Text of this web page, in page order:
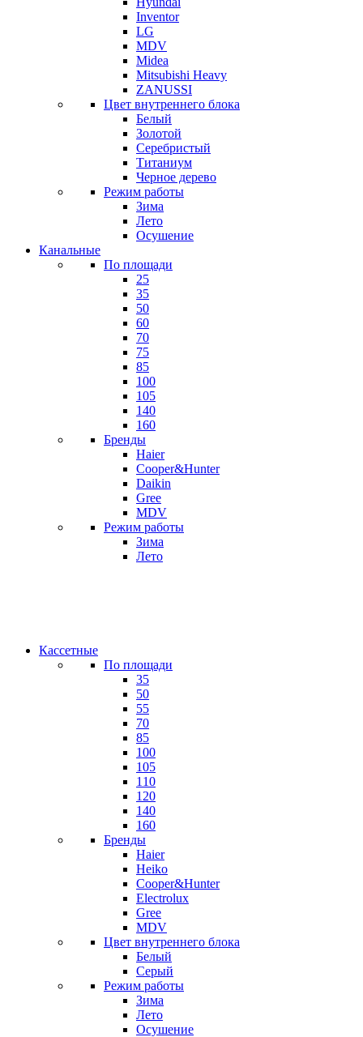
Inventor
LG
MDV
Midea
Mitsubishi Heavy
ZANUSSI
Цвет внутреннего блока
Белый
Золотой
Серебристый
Титаниум
Черное дерево
Режим работы
Зима
Лето
Осушение
Канальные
По площади
25
35
50
60
70
75
85
100
105
140
160
Бренды
Haier
Cooper&Hunter
Daikin
Gree
MDV
Режим работы
Зима
Лето
Кассетные
По площади
35
50
55
70
85
100
105
110
120
140
160
Бренды
Haier
Heiko
Cooper&Hunter
Electrolux
Gree
MDV
Цвет внутреннего блока
Белый
Серый
Режим работы
Зима
Лето
Осушение